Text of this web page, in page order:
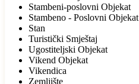
Stambeni-poslovni Objekat
Stambeno - Poslovni Objekat
Stan
Turistički Smještaj
Ugostiteljski Objekat
Vikend Objekat
Vikendica
Zemljište